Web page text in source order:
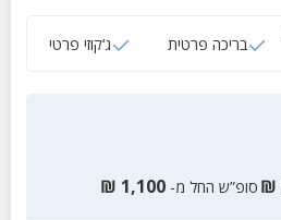
בריכה פרטית ג‘קוזי פרטי
₪ סופ”ש החל מ- 1,100
₪